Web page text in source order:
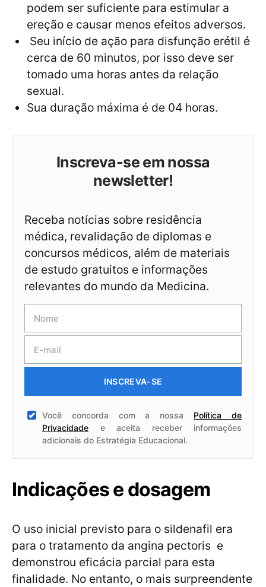
podem ser suficiente para estimular a
ereção e causar menos efeitos adversos.
Seu início de ação para disfunção erétil é
cerca de 60 minutos, por isso deve ser
tomado uma horas antes da relação
sexual.
Sua duração máxima é de 04 horas.
Inscreva-se em nossa
newsletter!
Receba notícias sobre residência
médica, revalidação de diplomas e
concursos médicos, além de materiais
de estudo gratuitos e informações
relevantes do mundo da Medicina.
INSCREVA-SE
Você concorda com a nossa Política de
Privacidade e aceita receber informações
adicionais do Estratégia Educacional.
Indicações e dosagem
O uso inicial previsto para o sildenafil era
para o tratamento da angina pectoris e
demonstrou eficácia parcial para esta
finalidade. No entanto, o mais surpreendente